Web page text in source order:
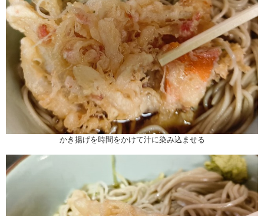
かき揚げを時間をかけて汁に染み込ませる